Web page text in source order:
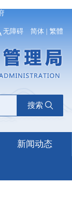
无障碍 简体 |繁體
搜索
新闻动态